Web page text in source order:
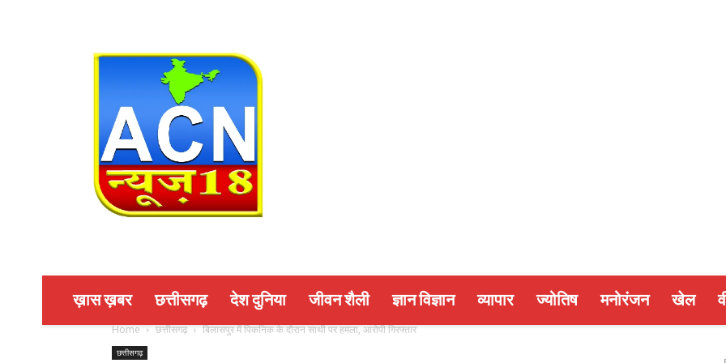
ख़ास ख़बर छत्तीसगढ़ देश दुनिया जीवन शैली ज्ञान विज्ञान व्यापार ज्योतिष मनोरंजन खेल
Home छत्तीसगढ़ बिलासपुर में पिकनिक के दौरान साथी पर हमला, आरोपी गिरफ्तार
छत्तीसगढ़